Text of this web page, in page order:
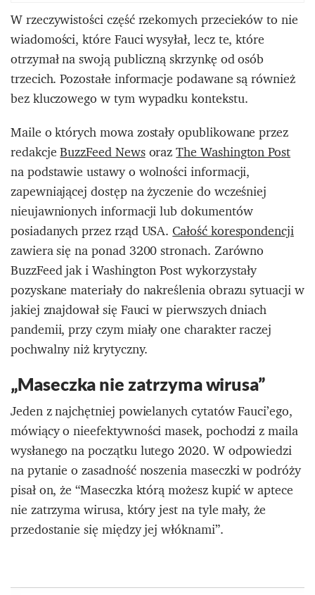
W rzeczywistości część rzekomych przecieków to nie
wiadomości, które Fauci wysyłał, lecz te, które
otrzymał na swoją publiczną skrzynkę od osób
trzecich. Pozostałe informacje podawane są również
bez kluczowego w tym wypadku kontekstu.
Maile o których mowa zostały opublikowane przez
redakcjeBuzzFeed NewsorazThe Washington Post
na podstawie ustawy o wolności informacji,
zapewniającej dostęp na życzenie do wcześniej
nieujawnionych informacji lub dokumentów
posiadanych przez rząd USA.Całość korespondencji
zawiera się na ponad 3200 stronach. Zarówno
BuzzFeed jak i Washington Post wykorzystały
pozyskane materiały do nakreślenia obrazu sytuacji w
jakiej znajdował się Fauci w pierwszych dniach
pandemii, przy czym miały one charakter raczej
pochwalny niż krytyczny.
„Maseczka nie zatrzyma wirusa”
Jeden z najchętniej powielanych cytatów Fauci’ego,
mówiący o nieefektywności masek, pochodzi z maila
wysłanego na początku lutego 2020. W odpowiedzi
na pytanie o zasadność noszenia maseczki w podróży
pisał on, że “Maseczka którą możesz kupić w aptece
nie zatrzyma wirusa, który jest na tyle mały, że
przedostanie się między jej włóknami”.